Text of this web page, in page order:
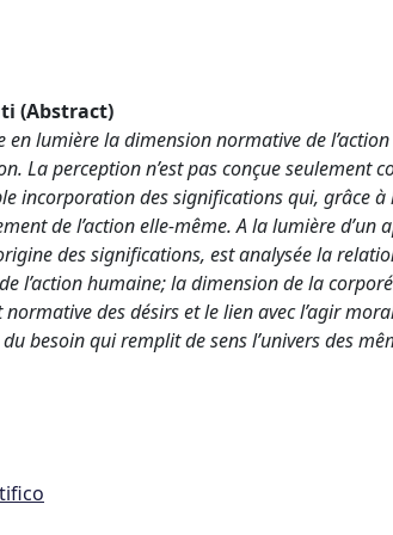
(Abstract)
en lumière la dimension normative de
La perception n’est pas conçue seulement
incorporation des significations qui, grâce
de l’action elle-même. A la lumière
des significations, est analysée la
l’action humaine; la dimension de la
des désirs et le lien avec l’agir
besoin qui remplit de sens l’univers des